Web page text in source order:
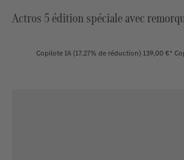
Actros 5 édition spéciale avec
Copilote IA(17.27% de réduction) 139,00 €*